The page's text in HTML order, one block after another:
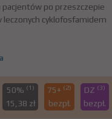
pacjentów po przeszczepie
leczonych cyklofosfamidem
50% (1)
15,38 zł
75+ (2)
bezpł.
DZ (3)
bezpł.